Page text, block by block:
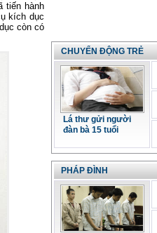
tiến hành
kích dục
còn có
CHUYỂN ĐỘNG TRẺ
Lá thư gửi người
đàn bà 15 tuổi
PHÁP ĐÌNH